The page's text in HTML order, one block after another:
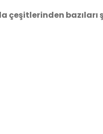
çeşitlerinden bazıları